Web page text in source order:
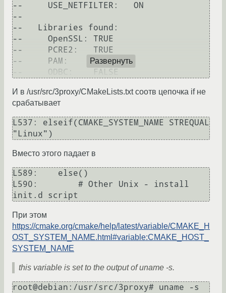
--     USE_NETFILTER:   ON
--
--   Libraries found:
--     OpenSSL: TRUE
--     PCRE2:   TRUE
--     PAM:     TRUE
Развернуть
И в /usr/src/3proxy/CMakeLists.txt соотв цепочка if не
срабатывает
L537: elseif(CMAKE_SYSTEM_NAME STREQUAL
Вместо этого падает в
L589:    else()
L590:        # Other Unix - install
При этом
https://cmake.org/cmake/help/latest/variable/CMAKE_H
OST_SYSTEM_NAME.html#variable:CMAKE_HOST_
SYSTEM_NAME
this variable is set to the output of uname -s.
root@debian:/usr/src/3proxy# uname -s